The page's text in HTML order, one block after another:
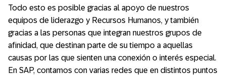
Todo esto es posible gracias al apoyo de nuestros
equipos de liderazgo y Recursos Humanos, y también
gracias a las personas que integran nuestros grupos de
afinidad, que destinan parte de su tiempo a aquellas
causas por las que sienten una conexión o interés especial.
En SAP, contamos con varias redes que en distintos puntos